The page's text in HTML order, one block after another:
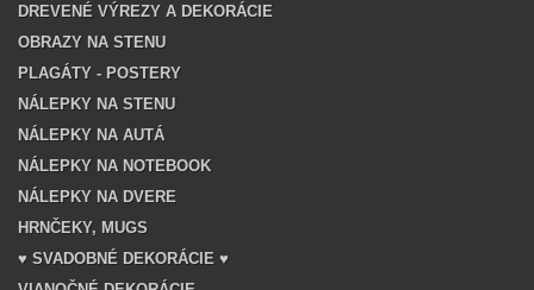
DREVENÉ VÝREZY A DEKORÁCIE
OBRAZY NA STENU
PLAGÁTY - POSTERY
NÁLEPKY NA STENU
NÁLEPKY NA AUTÁ
NÁLEPKY NA NOTEBOOK
NÁLEPKY NA DVERE
HRNČEKY, MUGS
♥ SVADOBNÉ DEKORÁCIE ♥